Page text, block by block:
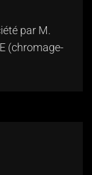
par M.
(chromage-